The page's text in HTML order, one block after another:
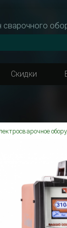
сварочного
Скидки